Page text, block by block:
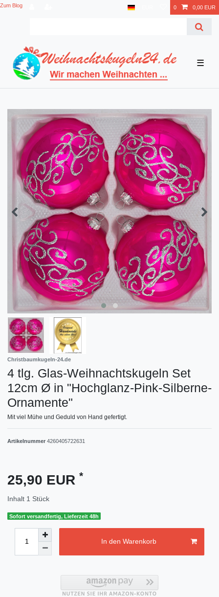
Zum Blog 0 0,00 EUR
☰
Christbaumkugeln-24.de
4 tlg. Glas-Weihnachtskugeln Set
12cm Ø in "Hochglanz-Pink-Silberne-
Ornamente"
Mit viel Mühe und Geduld von Hand gefertigt.
Artikelnummer 4260405722631
25,90 EUR *
Inhalt 1 Stück
Sofort versandfertig, Lieferzeit 48h
In den Warenkorb